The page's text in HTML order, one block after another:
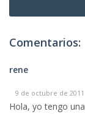
Comentarios:
rene
9 de octubre de 2011
Hola, yo tengo